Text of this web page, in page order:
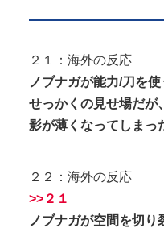
２１：海外の反応
ノブナガが能力/刀を
せっかくの見せ場だが
影が薄くなってしまっ
２２：海外の反応
>>２１
ノブナガが空間を切